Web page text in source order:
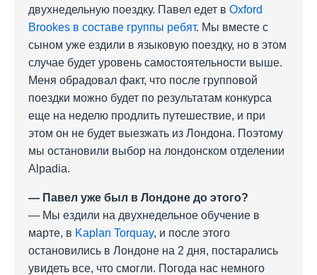
двухнедельную поездку. Павел едет в Oxford
Brookes в составе группы ребят. Мы вместе с
сыном уже ездили в языковую поездку, но в этом
случае будет уровень самостоятельности выше.
Меня обрадовал факт, что после групповой
поездки можно будет по результатам конкурса
еще на неделю продлить путешествие, и при
этом он не будет выезжать из Лондона. Поэтому
мы остановили выбор на лондонском отделении
Alpadia.
— Павел уже был в Лондоне до этого?
— Мы ездили на двухнедельное обучение в
марте, в Kaplan Torquay, и после этого
остановились в Лондоне на 2 дня, постарались
увидеть все, что смогли. Погода нас немного